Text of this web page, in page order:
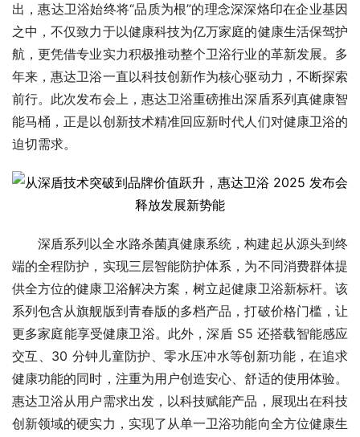
出，惠达卫浴始终将“品质为根”的理念深深烙印在企业基因
之中，不仅致力于以健康科技为亿万家庭的健康生活保驾护
航，更凭借专业实力积极推动整个卫浴行业的革新发展。多
年来，惠达卫浴一直以科技创新作为核心驱动力，不断探索
前行。此次发布会上，惠达卫浴重磅推出深盾系列真健康智
能马桶，正是以创新技术精准回应新时代人们对健康卫浴的
迫切需求。
深盾系列以全水路杀菌真健康系统，构建起从源头到终
端的全程防护，实现三层智能防护体系，为不同消费群体提
供全方位的健康卫浴解决方案，树立起健康卫浴新标杆。该
系列包含从旗舰版到青春版的多档产品，打破价格门槛，让
更多家庭能享受健康卫浴。此外，深盾 S5 还搭载智能感应
交互、30 分钟儿童防护、零水压冲水等创新功能，在追求
健康功能的同时，注重为用户创造安心、舒适的使用体验。
惠达卫浴从用户需求出发，以科技赋能产品，展现出在科技
创新领域的硬实力，实现了从单一卫浴功能向全方位健康生